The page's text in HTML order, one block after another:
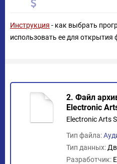
Инструкция - как выбрать
использовать ее для открытия
2. Файл
Electronic
Electronic Arts
Тип файла:
Тип данных:
Разработчик: